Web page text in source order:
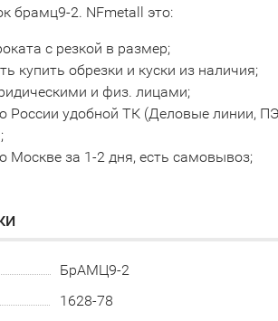
брамц9-2. NFmetall это:
с резкой в размер;
купить обрезки и куски из наличия;
и физ. лицами;
России удобной ТК (Деловые линии,
Москве за 1-2 дня, есть самовывоз;
БрАМЦ9-2
1628-78